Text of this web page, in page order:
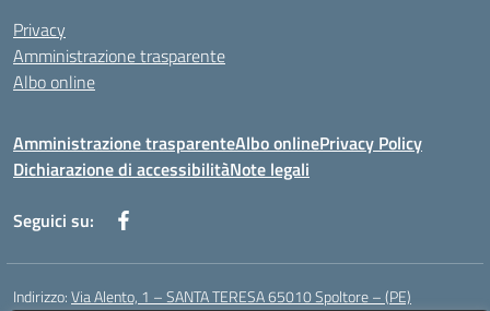
Privacy
Amministrazione trasparente
Albo online
Amministrazione trasparenteAlbo onlinePrivacy Policy
Dichiarazione di accessibilitàNote legali
Seguici su:
Indirizzo:Via Alento, 1 – SANTA TERESA 65010 Spoltore – (PE)